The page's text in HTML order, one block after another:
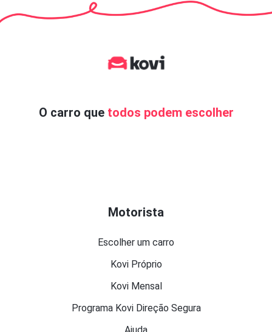
O carro que todos podem escolher
Motorista
Escolher um carro
Kovi Próprio
Kovi Mensal
Programa Kovi Direção Segura